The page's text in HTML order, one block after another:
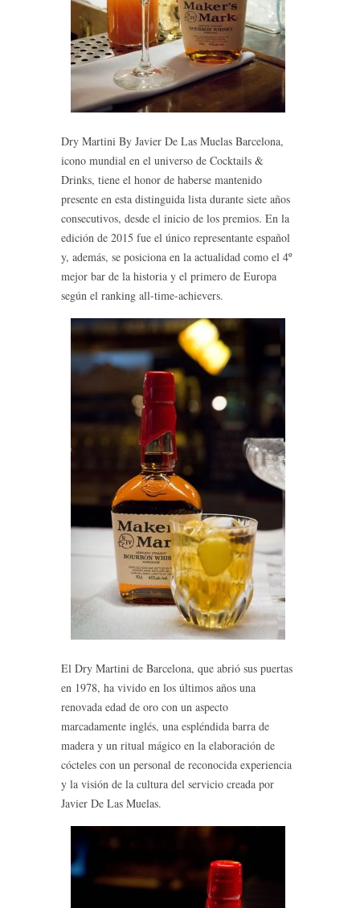
Dry Martini By Javier De Las Muelas Barcelona,
icono mundial en el universo de Cocktails &
Drinks, tiene el honor de haberse mantenido
presente en esta distinguida lista durante siete años
consecutivos, desde el inicio de los premios. En la
edición de 2015 fue el único representante español
y, además, se posiciona en la actualidad como el 4º
mejor bar de la historia y el primero de Europa
según el ranking all-time-achievers.
El Dry Martini de Barcelona, que abrió sus puertas
en 1978, ha vivido en los últimos años una
renovada edad de oro con un aspecto
marcadamente inglés, una espléndida barra de
madera y un ritual mágico en la elaboración de
cócteles con un personal de reconocida experiencia
y la visión de la cultura del servicio creada por
Javier De Las Muelas.